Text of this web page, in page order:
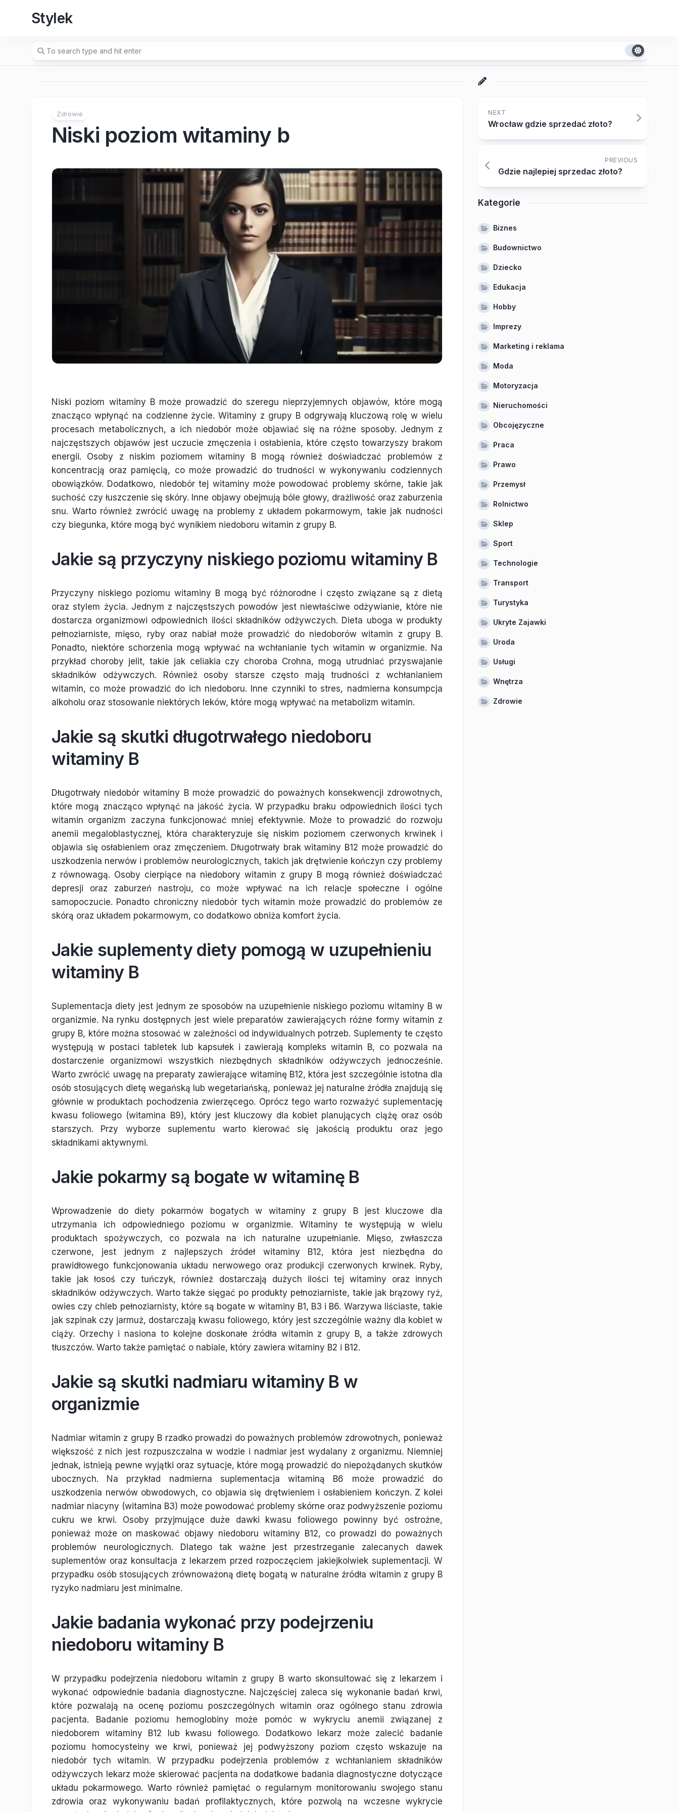
Stylek
Zdrowie
Niski poziom witaminy b
Niski poziom witaminy B może prowadzić do szeregu nieprzyjemnych objawów, które mogą
znacząco wpłynąć na codzienne życie. Witaminy z grupy B odgrywają kluczową rolę w wielu
procesach metabolicznych, a ich niedobór może objawiać się na różne sposoby. Jednym z
najczęstszych objawów jest uczucie zmęczenia i osłabienia, które często towarzyszy brakom
energii. Osoby z niskim poziomem witaminy B mogą również doświadczać problemów z
koncentracją oraz pamięcią, co może prowadzić do trudności w wykonywaniu codziennych
obowiązków. Dodatkowo, niedobór tej witaminy może powodować problemy skórne, takie jak
suchość czy łuszczenie się skóry. Inne objawy obejmują bóle głowy, drażliwość oraz zaburzenia
snu. Warto również zwrócić uwagę na problemy z układem pokarmowym, takie jak nudności
czy biegunka, które mogą być wynikiem niedoboru witamin z grupy B.
Jakie są przyczyny niskiego poziomu witaminy B
Przyczyny niskiego poziomu witaminy B mogą być różnorodne i często związane są z dietą
oraz stylem życia. Jednym z najczęstszych powodów jest niewłaściwe odżywianie, które nie
dostarcza organizmowi odpowiednich ilości składników odżywczych. Dieta uboga w produkty
pełnoziarniste, mięso, ryby oraz nabiał może prowadzić do niedoborów witamin z grupy B.
Ponadto, niektóre schorzenia mogą wpływać na wchłanianie tych witamin w organizmie. Na
przykład choroby jelit, takie jak celiakia czy choroba Crohna, mogą utrudniać przyswajanie
składników odżywczych. Również osoby starsze często mają trudności z wchłanianiem
witamin, co może prowadzić do ich niedoboru. Inne czynniki to stres, nadmierna konsumpcja
alkoholu oraz stosowanie niektórych leków, które mogą wpływać na metabolizm witamin.
Jakie są skutki długotrwałego niedoboru
witaminy B
Długotrwały niedobór witaminy B może prowadzić do poważnych konsekwencji zdrowotnych,
które mogą znacząco wpłynąć na jakość życia. W przypadku braku odpowiednich ilości tych
witamin organizm zaczyna funkcjonować mniej efektywnie. Może to prowadzić do rozwoju
anemii megaloblastycznej, która charakteryzuje się niskim poziomem czerwonych krwinek i
objawia się osłabieniem oraz zmęczeniem. Długotrwały brak witaminy B12 może prowadzić do
uszkodzenia nerwów i problemów neurologicznych, takich jak drętwienie kończyn czy problemy
z równowagą. Osoby cierpiące na niedobory witamin z grupy B mogą również doświadczać
depresji oraz zaburzeń nastroju, co może wpływać na ich relacje społeczne i ogólne
samopoczucie. Ponadto chroniczny niedobór tych witamin może prowadzić do problemów ze
skórą oraz układem pokarmowym, co dodatkowo obniża komfort życia.
Jakie suplementy diety pomogą w uzupełnieniu
witaminy B
Suplementacja diety jest jednym ze sposobów na uzupełnienie niskiego poziomu witaminy B w
organizmie. Na rynku dostępnych jest wiele preparatów zawierających różne formy witamin z
grupy B, które można stosować w zależności od indywidualnych potrzeb. Suplementy te często
występują w postaci tabletek lub kapsułek i zawierają kompleks witamin B, co pozwala na
dostarczenie organizmowi wszystkich niezbędnych składników odżywczych jednocześnie.
Warto zwrócić uwagę na preparaty zawierające witaminę B12, która jest szczególnie istotna dla
osób stosujących dietę wegańską lub wegetariańską, ponieważ jej naturalne źródła znajdują się
głównie w produktach pochodzenia zwierzęcego. Oprócz tego warto rozważyć suplementację
kwasu foliowego (witamina B9), który jest kluczowy dla kobiet planujących ciążę oraz osób
starszych. Przy wyborze suplementu warto kierować się jakością produktu oraz jego
składnikami aktywnymi.
Jakie pokarmy są bogate w witaminę B
Wprowadzenie do diety pokarmów bogatych w witaminy z grupy B jest kluczowe dla
utrzymania ich odpowiedniego poziomu w organizmie. Witaminy te występują w wielu
produktach spożywczych, co pozwala na ich naturalne uzupełnianie. Mięso, zwłaszcza
czerwone, jest jednym z najlepszych źródeł witaminy B12, która jest niezbędna do
prawidłowego funkcjonowania układu nerwowego oraz produkcji czerwonych krwinek. Ryby,
takie jak łosoś czy tuńczyk, również dostarczają dużych ilości tej witaminy oraz innych
składników odżywczych. Warto także sięgać po produkty pełnoziarniste, takie jak brązowy ryż,
owies czy chleb pełnoziarnisty, które są bogate w witaminy B1, B3 i B6. Warzywa liściaste, takie
jak szpinak czy jarmuż, dostarczają kwasu foliowego, który jest szczególnie ważny dla kobiet w
ciąży. Orzechy i nasiona to kolejne doskonałe źródła witamin z grupy B, a także zdrowych
tłuszczów. Warto także pamiętać o nabiale, który zawiera witaminy B2 i B12.
Jakie są skutki nadmiaru witaminy B w
organizmie
Nadmiar witamin z grupy B rzadko prowadzi do poważnych problemów zdrowotnych, ponieważ
większość z nich jest rozpuszczalna w wodzie i nadmiar jest wydalany z organizmu. Niemniej
jednak, istnieją pewne wyjątki oraz sytuacje, które mogą prowadzić do niepożądanych skutków
ubocznych. Na przykład nadmierna suplementacja witaminą B6 może prowadzić do
uszkodzenia nerwów obwodowych, co objawia się drętwieniem i osłabieniem kończyn. Z kolei
nadmiar niacyny (witamina B3) może powodować problemy skórne oraz podwyższenie poziomu
cukru we krwi. Osoby przyjmujące duże dawki kwasu foliowego powinny być ostrożne,
ponieważ może on maskować objawy niedoboru witaminy B12, co prowadzi do poważnych
problemów neurologicznych. Dlatego tak ważne jest przestrzeganie zalecanych dawek
suplementów oraz konsultacja z lekarzem przed rozpoczęciem jakiejkolwiek suplementacji. W
przypadku osób stosujących zrównoważoną dietę bogatą w naturalne źródła witamin z grupy B
ryzyko nadmiaru jest minimalne.
Jakie badania wykonać przy podejrzeniu
niedoboru witaminy B
W przypadku podejrzenia niedoboru witamin z grupy B warto skonsultować się z lekarzem i
wykonać odpowiednie badania diagnostyczne. Najczęściej zaleca się wykonanie badań krwi,
które pozwalają na ocenę poziomu poszczególnych witamin oraz ogólnego stanu zdrowia
pacjenta. Badanie poziomu hemoglobiny może pomóc w wykryciu anemii związanej z
niedoborem witaminy B12 lub kwasu foliowego. Dodatkowo lekarz może zalecić badanie
poziomu homocysteiny we krwi, ponieważ jej podwyższony poziom często wskazuje na
niedobór tych witamin. W przypadku podejrzenia problemów z wchłanianiem składników
odżywczych lekarz może skierować pacjenta na dodatkowe badania diagnostyczne dotyczące
układu pokarmowego. Warto również pamiętać o regularnym monitorowaniu swojego stanu
zdrowia oraz wykonywaniu badań profilaktycznych, które pozwolą na wczesne wykrycie
NEXT
Wrocław gdzie sprzedać złoto?
PREVIOUS
Gdzie najlepiej sprzedac złoto?
Kategorie
Biznes
Budownictwo
Dziecko
Edukacja
Hobby
Imprezy
Marketing i reklama
Moda
Motoryzacja
Nieruchomości
Obcojęzyczne
Praca
Prawo
Przemysł
Rolnictwo
Sklep
Sport
Technologie
Transport
Turystyka
Ukryte Zajawki
Uroda
Usługi
Wnętrza
Zdrowie